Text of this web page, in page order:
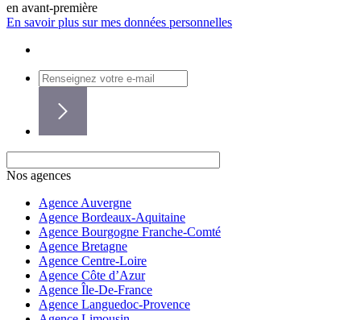
en avant-première
En savoir plus sur mes données personnelles
Nos agences
Agence Auvergne
Agence Bordeaux-Aquitaine
Agence Bourgogne Franche-Comté
Agence Bretagne
Agence Centre-Loire
Agence Côte d’Azur
Agence Île-De-France
Agence Languedoc-Provence